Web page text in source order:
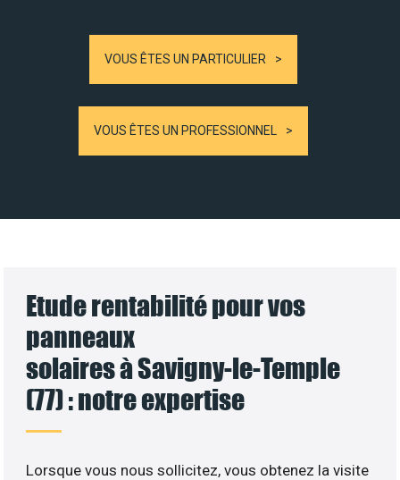
VOUS ÊTES UN PARTICULIER
VOUS ÊTES UN PROFESSIONNEL
Etude rentabilité pour vos
panneaux
solaires à Savigny-le-Temple
(77) : notre expertise
Lorsque vous nous sollicitez, vous obtenez la visite